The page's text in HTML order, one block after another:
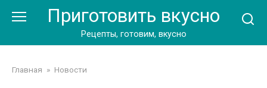
Приготовить вкусно
Рецепты, готовим, вкусно
Главная » Новости